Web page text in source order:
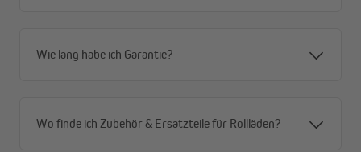
Wie lang habe ich Garantie?
Wo finde ich Zubehör & Ersatzteile für Rollläden?